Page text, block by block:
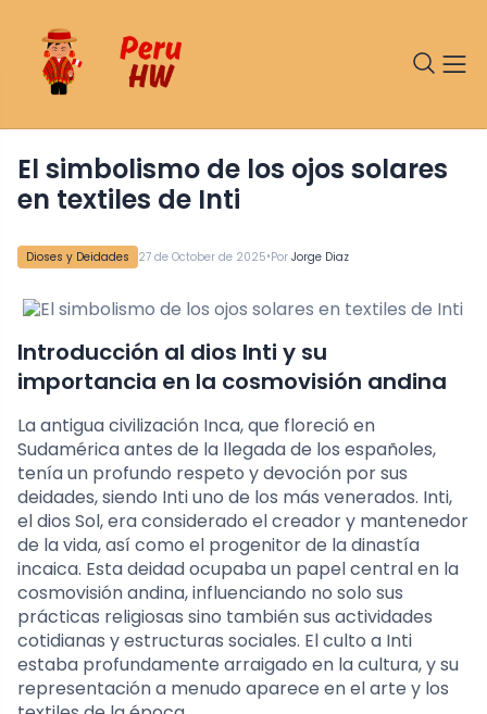
Dioses y Deidades 27 de October de 2025•Por Jorge Diaz
El simbolismo de los ojos solares
en textiles de Inti
Introducción al dios Inti y su
importancia en la cosmovisión andina
La antigua civilización Inca, que floreció en
Sudamérica antes de la llegada de los españoles,
tenía un profundo respeto y devoción por sus
deidades, siendo Inti uno de los más venerados. Inti,
el dios Sol, era considerado el creador y mantenedor
de la vida, así como el progenitor de la dinastía
incaica. Esta deidad ocupaba un papel central en la
cosmovisión andina, influenciando no solo sus
prácticas religiosas sino también sus actividades
cotidianas y estructuras sociales. El culto a Inti
estaba profundamente arraigado en la cultura, y su
representación a menudo aparece en el arte y los